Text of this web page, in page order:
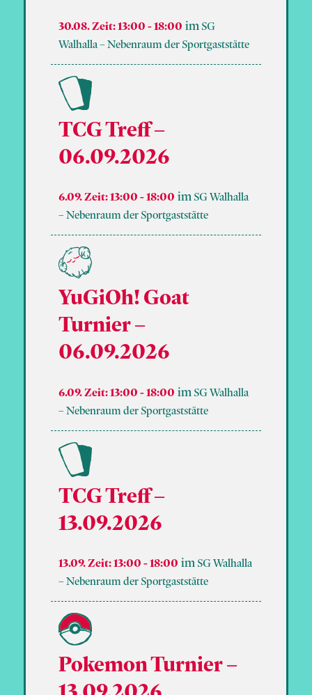
30.08. Zeit: 13:00-18:00
SG
Walhalla – Nebenraum der Sportgaststätte
TCG Treff –
06.09.2026
6.09. Zeit: 13:00-18:00
SG Walhalla
– Nebenraum der Sportgaststätte
YuGiOh! Goat
Turnier –
06.09.2026
6.09. Zeit: 13:00-18:00
SG Walhalla
– Nebenraum der Sportgaststätte
TCG Treff –
13.09.2026
13.09. Zeit: 13:00-18:00
SG Walhalla
– Nebenraum der Sportgaststätte
Pokemon Turnier –